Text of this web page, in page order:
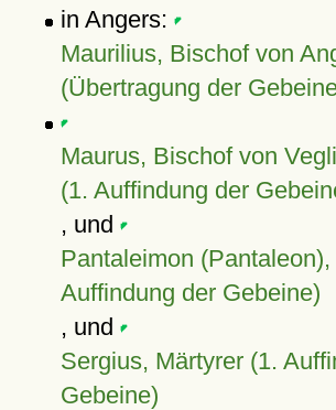
in Angers:
Maurilius, Bischof von
(Übertragung der
Maurus, Bischof von
(1. Auffindung der
, und
Pantaleimon
Auffindung der Gebeine)
, und
Sergius, Märtyrer (1.
Gebeine)